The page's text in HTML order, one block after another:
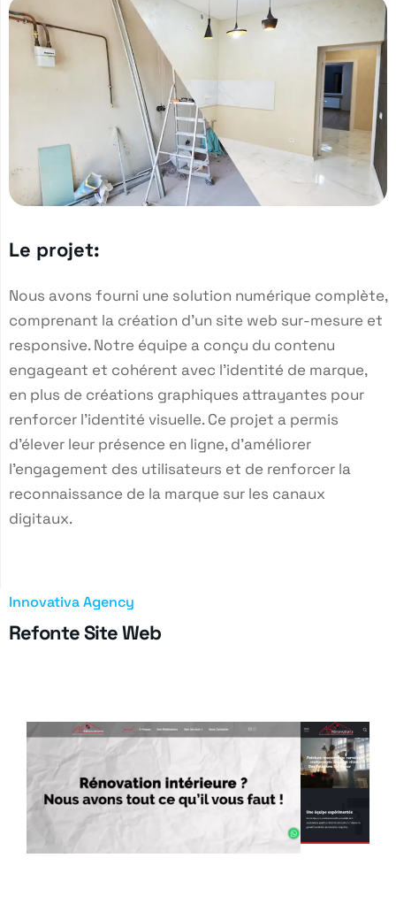
Le projet:
Nous avons fourni une solution numérique complète,
comprenant la création d'un site web sur-mesure et
responsive. Notre équipe a conçu du contenu
engageant et cohérent avec l’identité de marque,
en plus de créations graphiques attrayantes pour
renforcer l’identité visuelle. Ce projet a permis
d’élever leur présence en ligne, d’améliorer
l'engagement des utilisateurs et de renforcer la
reconnaissance de la marque sur les canaux
digitaux.
Innovativa Agency
Refonte Site Web